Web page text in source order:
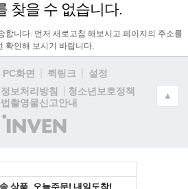
찾을 수 없습니다.
합니다. 먼저 새로고침 해보시고 페이지의 주소를
확인해 보시기 바랍니다.
PC화면 퀵링크
설정
보처리방침
청소년보호정책
촬영물신고안내
(주)
인
▲